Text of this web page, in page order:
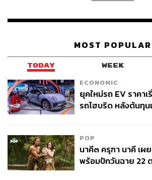
ภาพ :Leonard Zhukovsky / Shutterstock
อีกหนึ่งเรื่องที่กระทบใจคือกัปตัน จอน แจ็
ของ Spirit ที่กำหนดบินเที่ยวบินอำลาเกษีย
สายการบินปิดตัวก่อนที่เขาจะได้บิน เขาต้
ของ Southwest Airlines กลับบัลติมอร์ แล
MOST POPULAR
TODAY WEEK
ECONOMIC
ยุคใหม่รถ EV ราคา
รถไฮบริด หลังต้นทุ
POP
นาคี๓ ครุฑา นาคี เ
พร้อมปักวันฉาย 22